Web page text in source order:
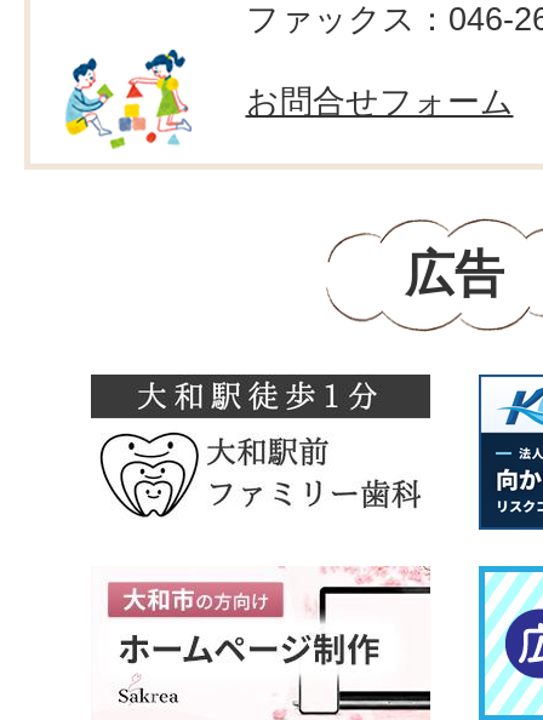
ファックス：046-
お問合せフォーム
広告